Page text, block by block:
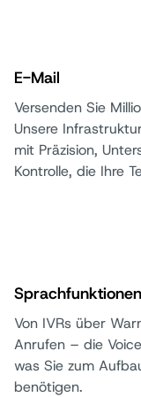
E-Mail
Versenden Sie
Unsere
mit Präzision,
Kontrolle, die Ihre
Sprachfunktionen
Von IVRs über
Anrufen – die
was Sie zum
benötigen.